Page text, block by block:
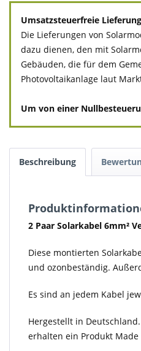
Umsatzsteuerfreie
Die Lieferungen von
dazu dienen, den mit
Gebäuden, die für dem
Photovoltaikanlage laut
Um von einer
Beschreibung
2 Paar Solarkabel 6mm²
Diese montierten
und ozonbeständig.
Es sind an jedem Kabel
Hergestellt in
erhalten ein Produkt Made